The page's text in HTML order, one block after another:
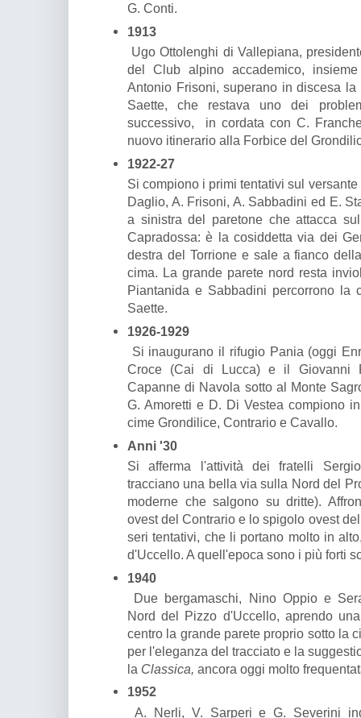
G. Conti.
1913
Ugo Ottolenghi di Vallepiana,
del Club alpino accademico,
Antonio Frisoni, superano in discesa
Saette, che restava uno dei
successivo, in cordata con C.
nuovo itinerario alla Forbice del
1922-27
Si compiono i primi tentativi sul
Daglio, A. Frisoni, A. Sabbadini ed E.
a sinistra del paretone che attacca
Capradossa: è la cosiddetta via dei
destra del Torrione e sale a fianco
cima. La grande parete nord resta
Piantanida e Sabbadini percorrono la
Saette.
1926-1929
Si inaugurano il rifugio Pania (oggi
Croce (Cai di Lucca) e il Giovanni
Capanne di Navola sotto al Monte
G. Amoretti e D. Di Vestea compiono
cime Grondilice, Contrario e Cavallo.
Anni '30
Si afferma l'attività dei fratelli
tracciano una bella via sulla Nord del
moderne che salgono su dritte).
ovest del Contrario e lo spigolo ovest
seri tentativi, che li portano molto in
d'Uccello. A quell'epoca sono i più forti
1940
Due bergamaschi, Nino Oppio e
Nord del Pizzo d'Uccello, aprendo
centro la grande parete proprio sotto la
per l'eleganza del tracciato e la
la Classica, ancora oggi molto
1952
A. Nerli, V. Sarperi e G. Severini